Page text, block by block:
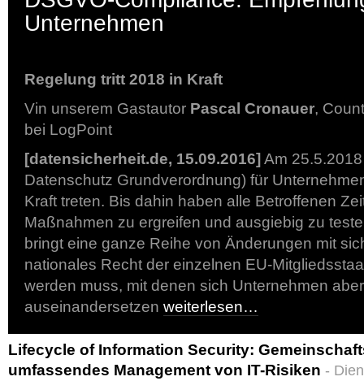
Unternehmen
Regelung tritt 2018 in Kraft
Vin unserem Gastautor Pascal Cronauer,
bei LogPoint
[datensicherheit.de, 15.09.2016] Am
Datenschutz Grundverordnung) für
Kraft treten. Bis dahin haben alle Betroffenen
Maßnahmen zu ergreifen und ausgiebig zu
bringt eine ganze Reihe von Änderungen mit
nationales Recht der einzelnen EU-
werden muss, mit denen sich Unternehmen
auseinandersetzen weiterlesen…
Lifecycle of Information Security:
umfassendes Management von IT-Risiken -